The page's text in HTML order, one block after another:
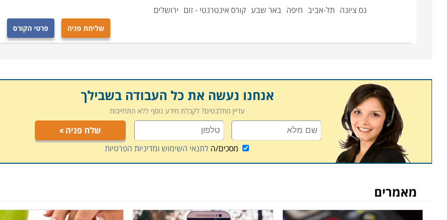
ומכללות, בעיקר באלו המתמחות בתחומי המחשבים.
נס ציונה תל-אביב חיפה באר שבע קורס אינטרנטי - זום ירושלים
שליחת פניה פרטי הקורס
אנחנו נעשה את כל העבודה בשבילך
עדיין מתלבטים? לקבלת מידע נוסף ללא התחייבות
שלח פניה
מסכים/הלתנאי השימוש ומדיניות הפרטיות
מאמרים